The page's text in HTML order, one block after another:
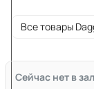
Все товары
Сейчас нет в